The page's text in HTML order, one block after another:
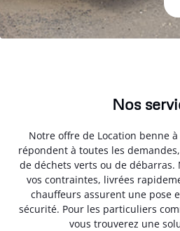
Nos
Notre offre de Location benne
répondent à toutes les demandes,
de déchets verts ou de débarras.
vos contraintes, livrées
chauffeurs assurent une pose
sécurité. Pour les particuliers
vous trouverez une